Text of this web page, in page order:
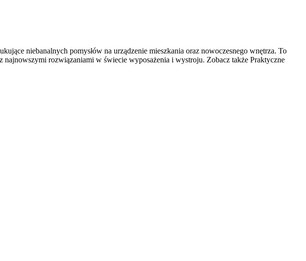
niebanalnych pomysłów na urządzenie mieszkania oraz nowoczesnego wnętrza. To
rozwiązaniami w świecie wyposażenia i wystroju. Zobacz także Praktyczne